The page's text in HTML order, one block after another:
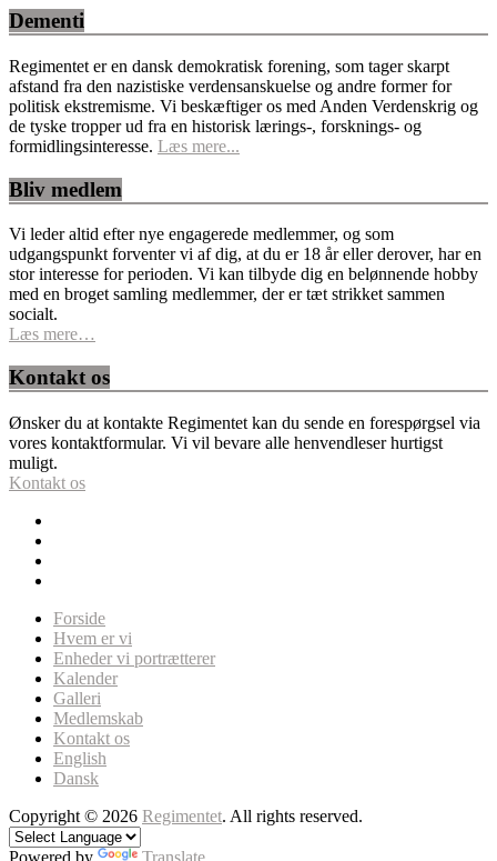
Dementi
Regimentet er en dansk demokratisk forening, som tager skarpt
afstand fra den nazistiske verdensanskuelse og andre former for
politisk ekstremisme. Vi beskæftiger os med Anden Verdenskrig og
de tyske tropper ud fra en historisk lærings-, forsknings- og
formidlingsinteresse. Læs mere...
Bliv medlem
Vi leder altid efter nye engagerede medlemmer, og som
udgangspunkt forventer vi af dig, at du er 18 år eller derover, har en
stor interesse for perioden. Vi kan tilbyde dig en belønnende hobby
med en broget samling medlemmer, der er tæt strikket sammen
socialt.
Læs mere…
Kontakt os
Ønsker du at kontakte Regimentet kan du sende en forespørgsel via
vores kontaktformular. Vi vil bevare alle henvendleser hurtigst
muligt.
Kontakt os
Forside
Hvem er vi
Enheder vi portrætterer
Kalender
Galleri
Medlemskab
Kontakt os
English
Dansk
Copyright © 2026 Regimentet. All rights reserved.
Powered by Translate